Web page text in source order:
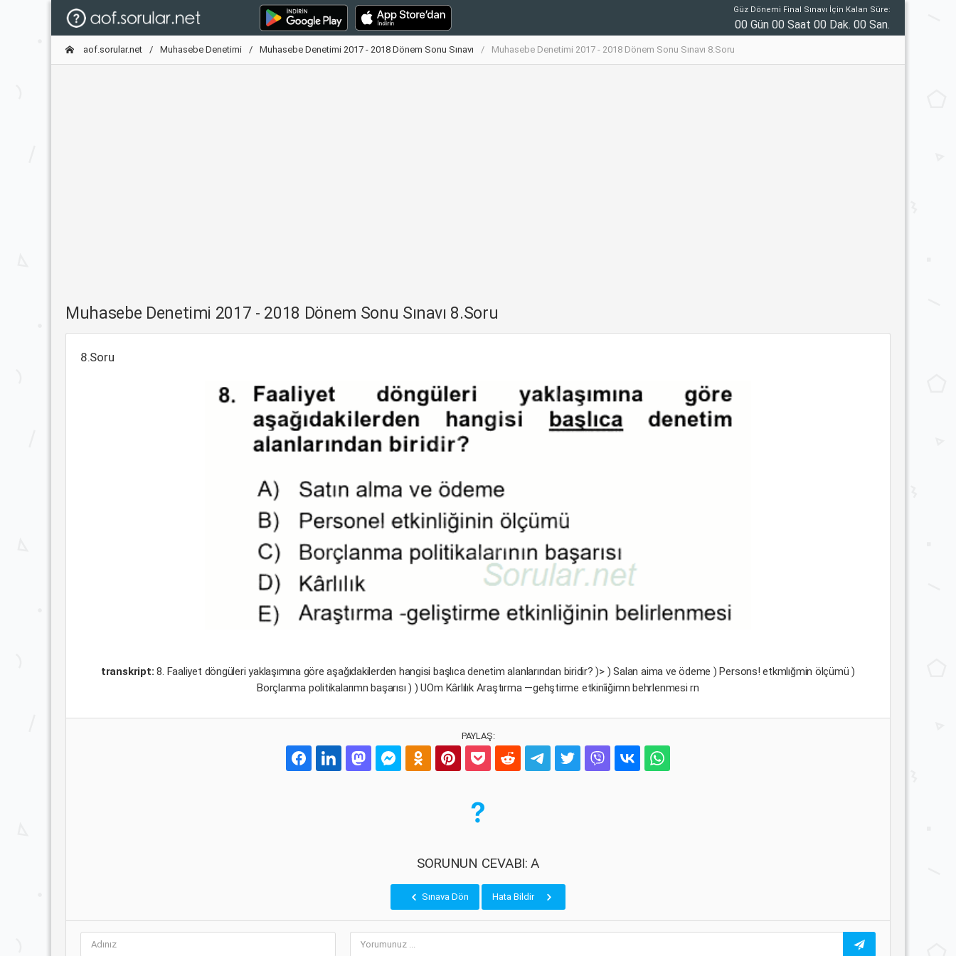
Güz Dönemi Final Sınavı İçin Kalan Süre:
00 Gün 00 Saat 00 Dak. 00 San.
aof.sorular.net Muhasebe Denetimi Muhasebe Denetimi 2017 - 2018 Dönem Sonu Sınavı Muhasebe Denetimi 2017 - 2018 Dönem Sonu Sınavı 8.Soru
Muhasebe Denetimi 2017 - 2018 Dönem Sonu Sınavı 8.Soru
8.Soru
transkript:8. Faaliyet döngüleri yaklaşımına göre aşağıdakilerden hangisi başlıca denetim alanlarından biridir? )> ) Salan aima ve ödeme ) Persons! etkmlığmin ölçümü )
Borçlanma politikalarımn başarısı ) ) UOm Kârlılık Araştırma —gehştirme etkinîiğimn behrlenmesi rn
PAYLAŞ:
SORUNUN CEVABI: A
Sınava Dön Hata Bildir